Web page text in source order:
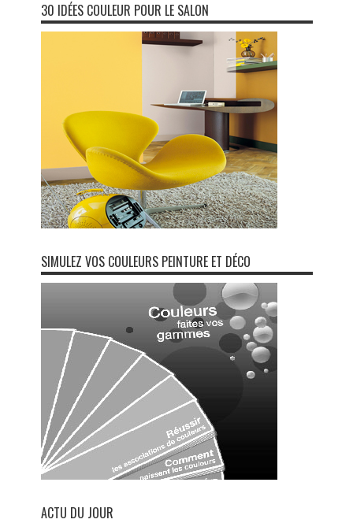
30 IDÉES COULEUR POUR LE SALON
SIMULEZ VOS COULEURS PEINTURE ET DÉCO
ACTU DU JOUR